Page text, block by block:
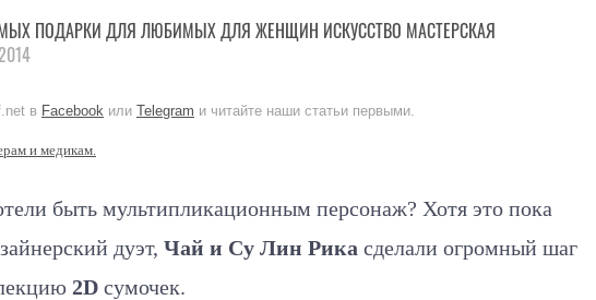
ПОДАРКИ ДЛЯ ЛЮБИМЫХДЛЯ ЖЕНЩИН ИСКУССТВО МАСТЕРСКАЯ
в Facebook или Telegram и читайте наши статьи первыми.
и медикам.
быть мультипликационным персонаж? Хотя это пока
дуэт, Чай и Су Лин Рика сделали огромный шаг
2D сумочек.